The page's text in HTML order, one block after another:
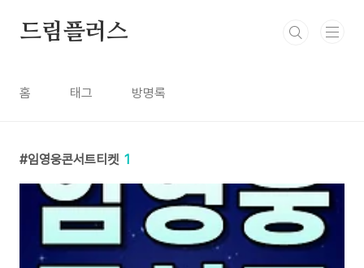
드림플러스
홈 태그 방명록
임영웅콘서트티켓 1